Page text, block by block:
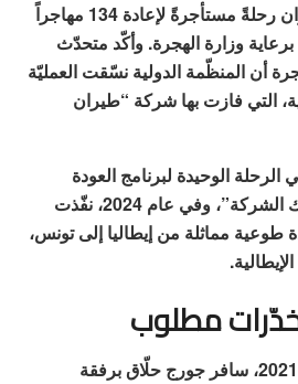
شركة الطيران رحلةً مستأجرةً لإعادة 134 مهاجراً
وزارة الهجرة. وأكّد متحدّث
أن المنظّمة الدولية نسّقت العمليّة
التي فازت بها شركة “طيران
الوحيدة لبرنامج العودة
الطوعية التي نُفّذت مع تلك الشركة”، وفي عام 2024، نفّذت
مماثلة من إيطاليا إلى تونس،
مطلوب
في تشرين الثاني/ نوفمبر 2021، سافر جورج حلّاق برفقة